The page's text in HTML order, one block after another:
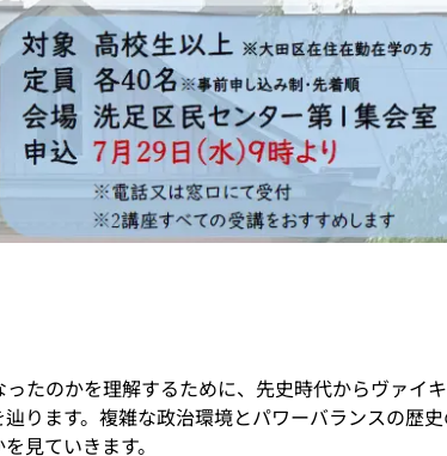
たのかを理解するために、先史時代からヴァ
ります。複雑な政治環境とパワーバランスの歴
見ていきます。